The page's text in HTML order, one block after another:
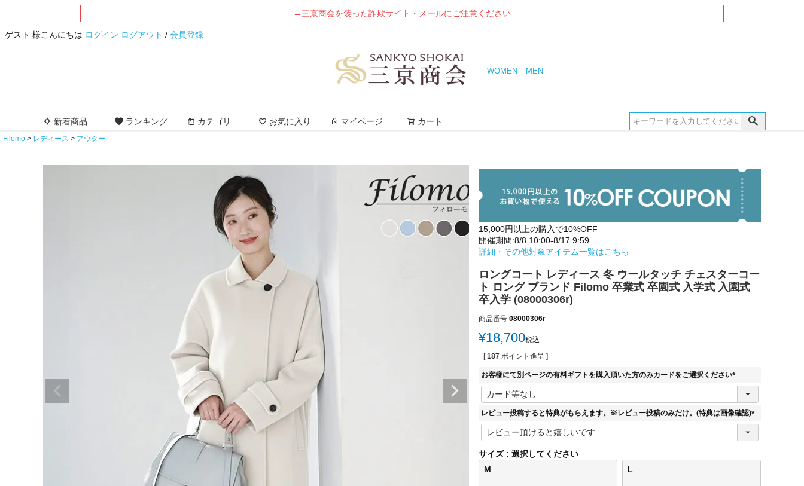
→三京商会を装った詐欺サイト・メールにご注意ください
ゲスト 様こんにちは ログイン ログアウト / 会員登録
WOMEN MEN
新着商品 ランキング カテゴリ お気に入り マイページ カート
Filomo レディース アウター
15,000円以上の購入で10%OFF
開催期間:8/8 10:00-8/17 9:59
詳細・その他対象アイテム一覧はこちら
ロングコート レディース 冬 ウールタッチ チェスターコー
ト ロング ブランド Filomo 卒業式 卒園式 入学式 入園式
卒入学 (08000306r)
商品番号 08000306r
¥18,700税込
[ 187 ポイント進呈 ]
お客様にて別ページの有料ギフトを購入頂いた方のみカードをご選択ください
(
須
レビュー投稿すると特典がもらえます。※レビュー投稿のみだけ。(特典は画像確認)
(
)
サイズ
選択してください
M
L